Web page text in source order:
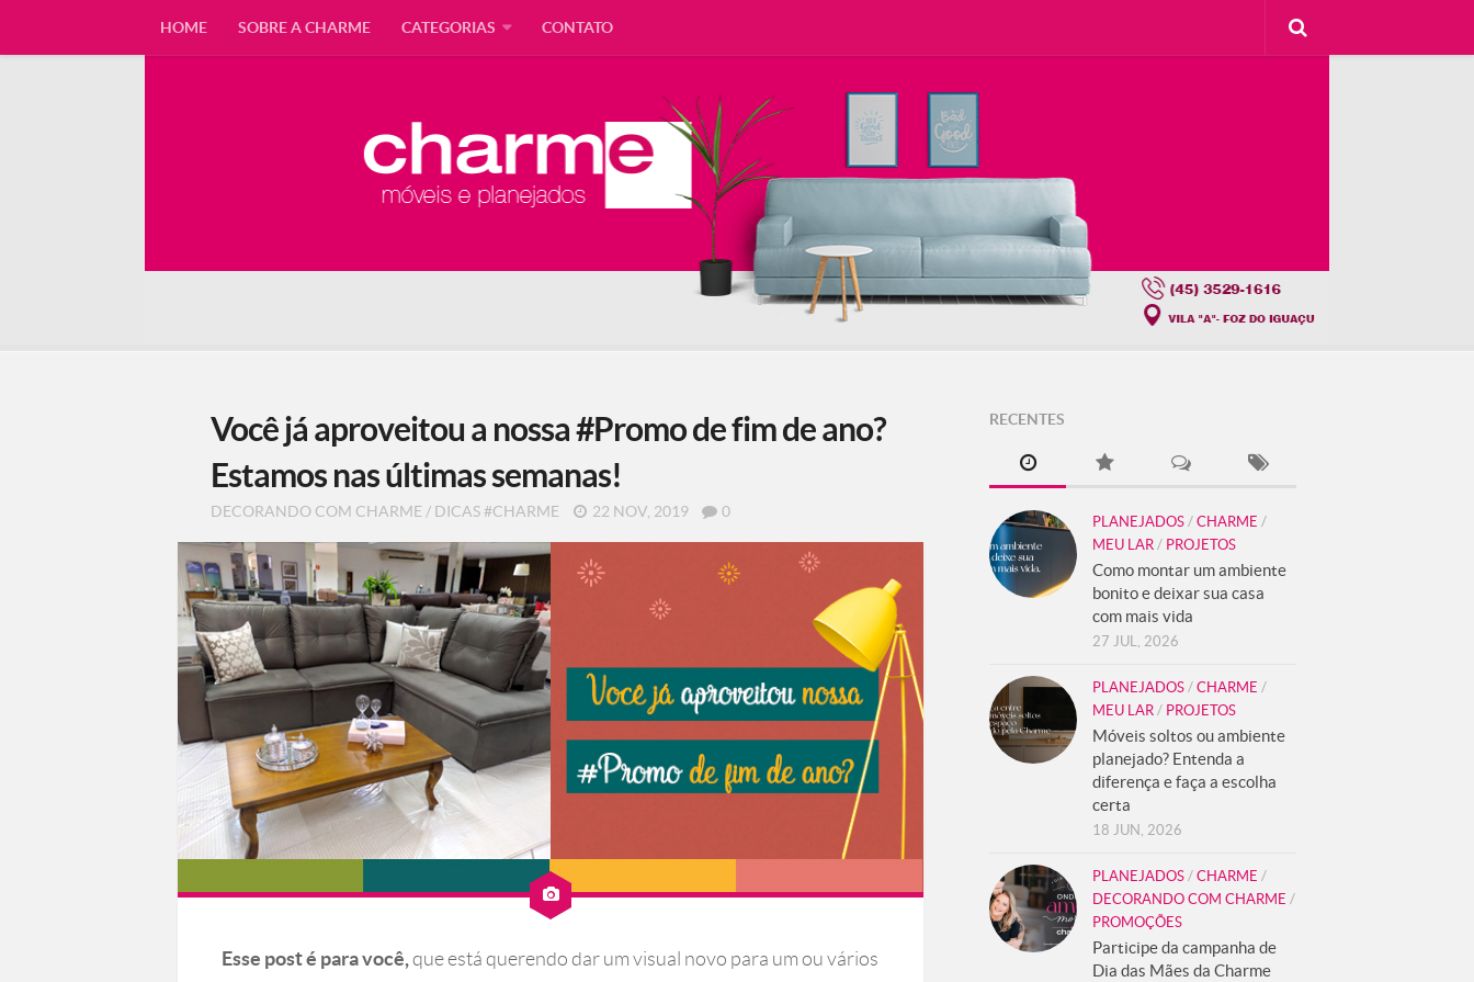
HOME SOBRE A CHARME CATEGORIAS CONTATO
Você já aproveitou a nossa #Promo de fim de ano?
Estamos nas últimas semanas!
DECORANDO COM CHARME / DICAS #CHARME 22 NOV, 2019 0
Esse post é para você,que está querendo dar um visual novo para um ou vários
RECENTES
PLANEJADOS / CHARME /
MEU LAR / PROJETOS
Como montar um ambiente
bonito e deixar sua casa
com mais vida
27 JUL, 2026
PLANEJADOS / CHARME /
MEU LAR / PROJETOS
Móveis soltos ou ambiente
planejado? Entenda a
diferença e faça a escolha
certa
18 JUN, 2026
PLANEJADOS / CHARME /
DECORANDO COM CHARME /
PROMOÇÕES
Participe da campanha de
Dia das Mães da Charme